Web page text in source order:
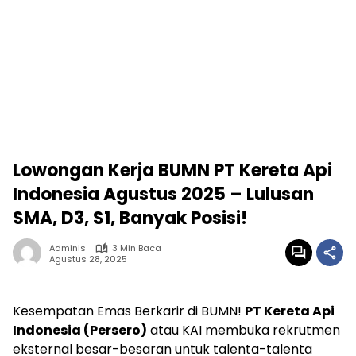
Lowongan Kerja BUMN PT Kereta Api
Indonesia Agustus 2025 – Lulusan
SMA, D3, S1, Banyak Posisi!
Adminls
3 Min Baca
Agustus 28, 2025
Kesempatan Emas Berkarir di BUMN! PT Kereta Api
Indonesia (Persero) atau KAI membuka rekrutmen
eksternal besar-besaran untuk talenta-talenta